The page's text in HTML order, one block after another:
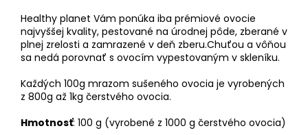
Healthy planet Vám ponúka iba prémiové ovocie
najvyššej kvality, pestované na úrodnej pôde, zberané v
plnej zrelosti a zamrazené v deň zberu.Chuťou a vôňou
sa nedá porovnať s ovocím vypestovaným v skleníku.
Každých 100g mrazom sušeného ovocia je vyrobených
z 800g až 1kg čerstvého ovocia.
Hmotnosť: 100 g (vyrobené z 1000 g čerstvého ovocia)